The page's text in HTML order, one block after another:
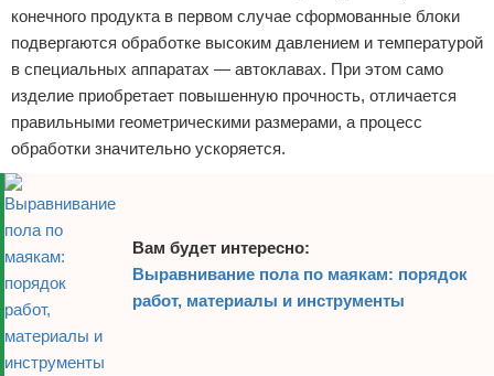
конечного продукта в первом случае сформованные блоки
подвергаются обработке высоким давлением и температурой
в специальных аппаратах — автоклавах. При этом само
изделие приобретает повышенную прочность, отличается
правильными геометрическими размерами, а процесс
обработки значительно ускоряется.
Вам будет интересно:
Выравнивание пола по маякам: порядок
работ, материалы и инструменты